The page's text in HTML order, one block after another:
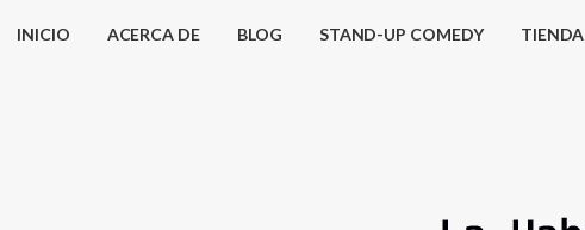
INICIO ACERCA DE BLOG STAND-UP COMEDY TIENDA